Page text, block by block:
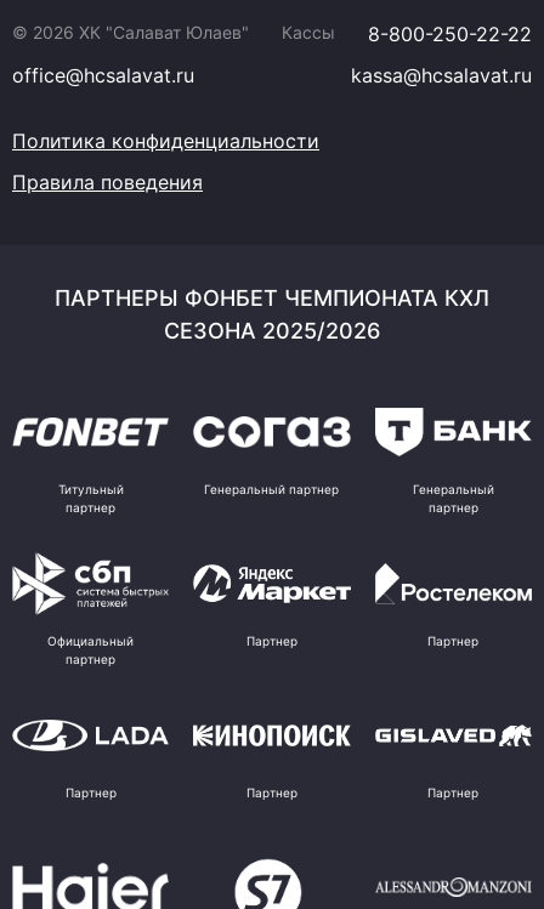
© 2026 ХК "Салават Юлаев" Кассы
8-800-250-22-22
office@hcsalavat.ru
kassa@hcsalavat.ru
Политика конфиденциальности
Правила поведения
ПАРТНЕРЫ ФОНБЕТ ЧЕМПИОНАТА КХЛ
СЕЗОНА 2025/2026
Титульный
партнер
Генеральный партнер
Генеральный
партнер
Официальный
партнер
Партнер Партнер
Партнер Партнер Партнер